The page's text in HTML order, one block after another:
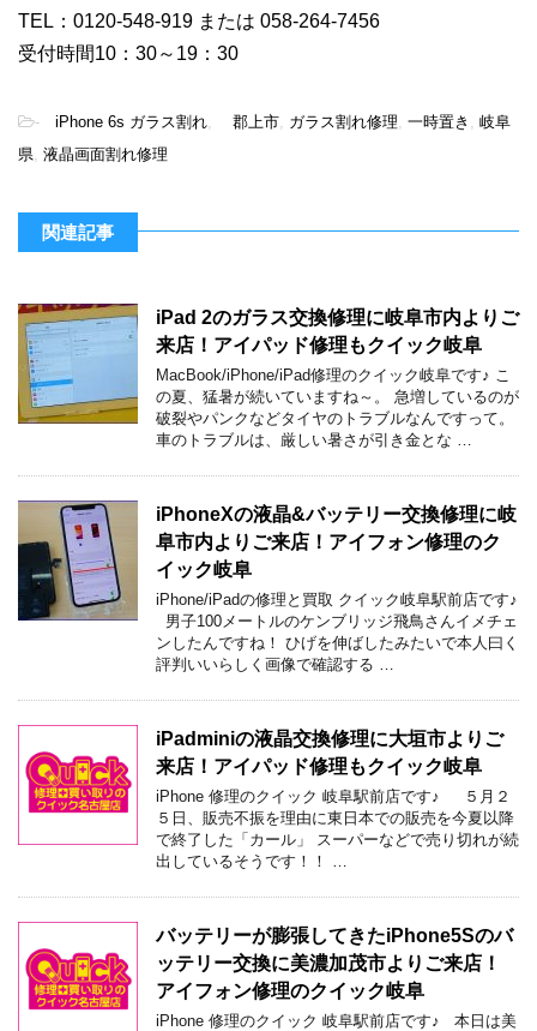
TEL：0120-548-919 または 058-264-7456
受付時間10：30～19：30
- iPhone 6s ガラス割れ 郡上市 ガラス割れ修理 一時置き
岐阜
県 液晶画面割れ修理
関連記事
iPad 2のガラス交換修理に岐阜市内よりご
来店！アイパッド修理もクイック岐阜
MacBook/iPhone/iPad修理のクイック岐阜です♪ こ
の夏、猛暑が続いていますね～。 急増しているのが
破裂やパンクなどタイヤのトラブルなんですって。
車のトラブルは、厳しい暑さが引き金とな …
iPhoneXの液晶&バッテリー交換修理に岐
阜市内よりご来店！アイフォン修理のク
イック岐阜
iPhone/iPadの修理と買取 クイック岐阜駅前店です♪
男子100メートルのケンブリッジ飛鳥さんイメチェ
ンしたんですね！ ひげを伸ばしたみたいで本人曰く
評判いいらしく画像で確認する …
iPadminiの液晶交換修理に大垣市よりご
来店！アイパッド修理もクイック岐阜
iPhone 修理のクイック 岐阜駅前店です♪ ５月２
５日、販売不振を理由に東日本での販売を今夏以降
で終了した「カール」 スーパーなどで売り切れが続
出しているそうです！！ …
バッテリーが膨張してきたiPhone5Sのバ
ッテリー交換に美濃加茂市よりご来店！
アイフォン修理のクイック岐阜
iPhone 修理のクイック 岐阜駅前店です♪ 本日は美